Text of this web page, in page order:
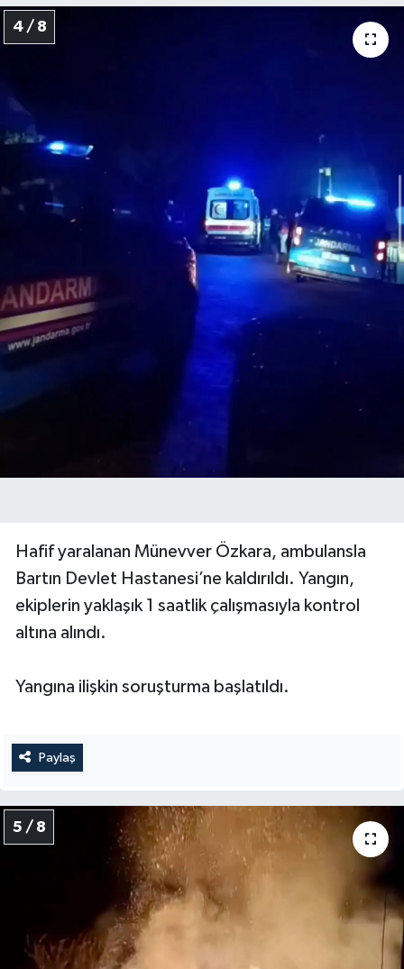
4 / 8
Hafif yaralanan Münevver Özkara, ambulansla
Bartın Devlet Hastanesi’ne kaldırıldı. Yangın,
ekiplerin yaklaşık 1 saatlik çalışmasıyla kontrol
altına alındı.
Yangına ilişkin soruşturma başlatıldı.
Paylaş
5 / 8